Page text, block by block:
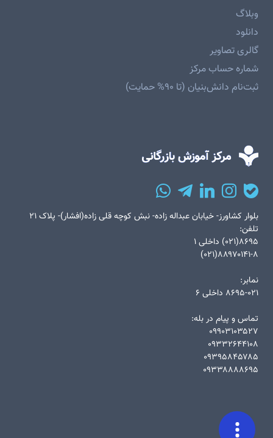
وبلاگ
دانلود
گالری تصاویر
شماره حساب مرکز
ثبت‌نام دانش‌بنیان (تا ۹۰% حمایت)
بلوار کشاورز- خیابان عبداله زاده- نبش کوچه قلی زاده(افشار)- پلاک ۲۱
تلفن:
۸۶۹۵(۰۲۱) داخلی ۱
۸۸۹۷۰۱۴۱-۸(۰۲۱)
نمابر:
۸۶۹۵-۰۲۱ داخلی ۶
تماس و پیام در بله:
۰۹۹۰۳۱۰۳۵۲۷
۰۹۳۳۲۶۴۴۱۰۸
۰۹۳۹۵۸۴۵۷۸۵
۰۹۳۳۸۸۸۸۶۹۵